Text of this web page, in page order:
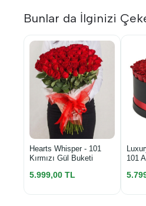
Bunlar da İlginizi
Hearts Whisper - 101
Kırmızı Gül Buketi
5.999,00 TL
101